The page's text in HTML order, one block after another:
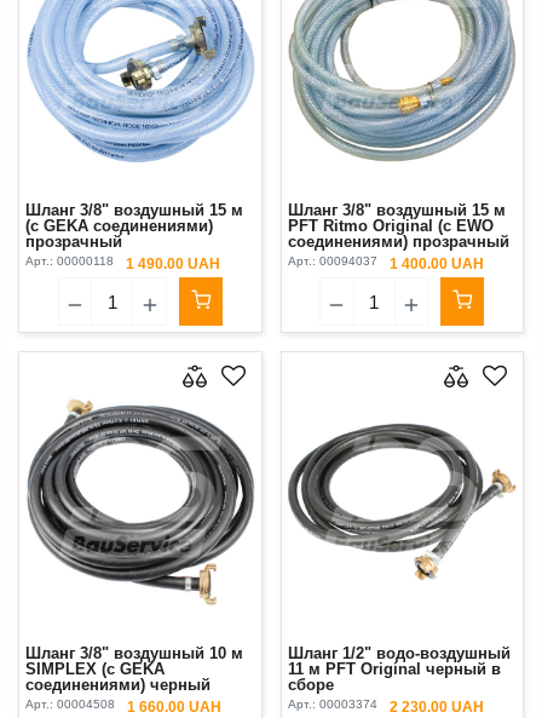
Шланг 3/8" воздушный 15 м
(с GEKA соединениями)
прозрачный
Арт.: 00000118 1 490.00 UAH
Шланг 3/8" воздушный 15 м
PFT Ritmo Original (с EWO
соединениями) прозрачный
Арт.: 00094037 1 400.00 UAH
Шланг 3/8" воздушный 10 м
SIMPLEX (с GEKA
соединениями) черный
Арт.: 00004508 1 660.00 UAH
Шланг 1/2" водо-воздушный
11 м PFT Original черный в
сборе
Арт.: 00003374 2 230.00 UAH